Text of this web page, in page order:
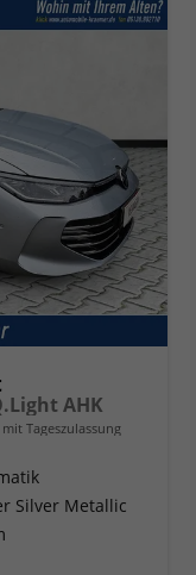
AHK
Tageszulassung
Silver Metallic